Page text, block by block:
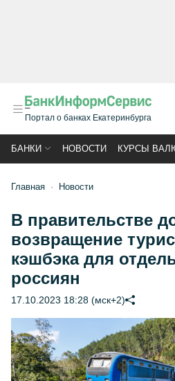
Портал о банках Екатеринбурга
БАНКИ НОВОСТИ КУРСЫ
Главная Новости
В правительстве
возвращение
кэшбэка для
россиян
17.10.2023 18:28 (мск+2)